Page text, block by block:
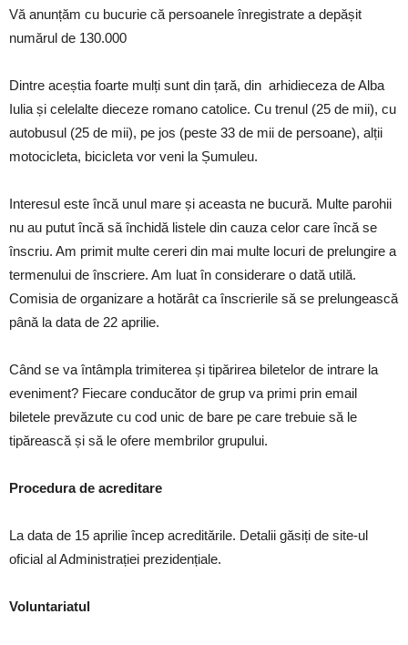
Vă anunțăm cu bucurie că persoanele înregistrate a depășit
numărul de 130.000
Dintre aceștia foarte mulți sunt din țară, din arhidieceza de Alba
Iulia și celelalte dieceze romano catolice. Cu trenul (25 de mii), cu
autobusul (25 de mii), pe jos (peste 33 de mii de persoane), alții
motocicleta, bicicleta vor veni la Șumuleu.
Interesul este încă unul mare și aceasta ne bucură. Multe parohii
nu au putut încă să închidă listele din cauza celor care încă se
înscriu. Am primit multe cereri din mai multe locuri de prelungire a
termenului de înscriere. Am luat în considerare o dată utilă.
Comisia de organizare a hotărât ca înscrierile să se prelungească
până la data de 22 aprilie.
Când se va întâmpla trimiterea și tipărirea biletelor de intrare la
eveniment? Fiecare conducător de grup va primi prin email
biletele prevăzute cu cod unic de bare pe care trebuie să le
tipărească și să le ofere membrilor grupului.
Procedura de acreditare
La data de 15 aprilie încep acreditările. Detalii găsiți de site-ul
oficial al Administrației prezidențiale.
Voluntariatul